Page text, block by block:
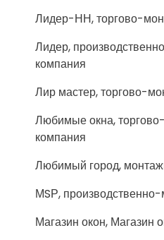
Лидер-НН, торгово-
Лидер,
компания
Лир мастер, торгово-
Любимые окна,
компания
Любимый город,
МSР,
Магазин окон, Магазин